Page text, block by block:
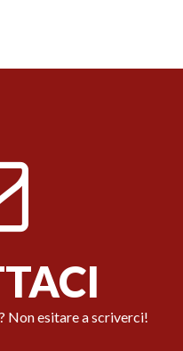
Non esitare a scriverci!